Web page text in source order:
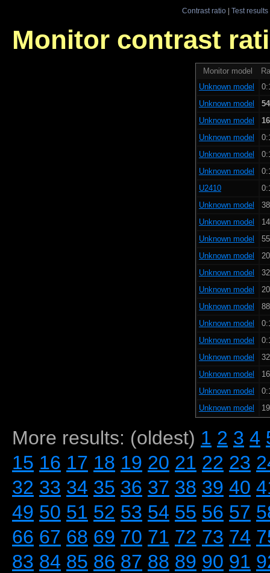
Contrast ratio| Test results
Monitor contrast
Monitor model
Unknown model
Unknown model
Unknown model
Unknown model
Unknown model
Unknown model
U2410
Unknown model
Unknown model
Unknown model
Unknown model
Unknown model
Unknown model
Unknown model
Unknown model
Unknown model
Unknown model
Unknown model
Unknown model
Unknown model
More results: (oldest) 1 2 3 4
15 16 17 18 19 20 21 22 23
32 33 34 35 36 37 38 39 40
49 50 51 52 53 54 55 56 57
66 67 68 69 70 71 72 73 74
83 84 85 86 87 88 89 90 91